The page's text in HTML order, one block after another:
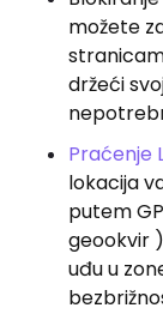
možete
držeći
Praćenje
lokacija
putem
geookvir
uđu u